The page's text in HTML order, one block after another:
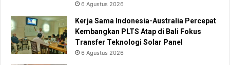
6 Agustus 2026
Kerja Sama Indonesia-Australia Percepat
Kembangkan PLTS Atap di Bali Fokus
Transfer Teknologi Solar Panel
6 Agustus 2026